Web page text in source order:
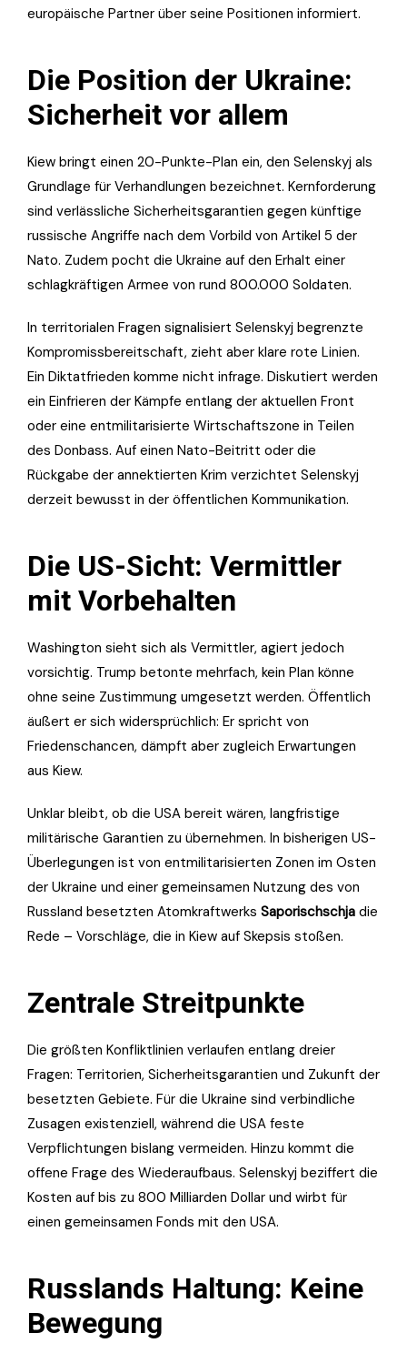
europäische Partner über seine Positionen informiert.
Die Position der Ukraine:
Sicherheit vor allem
Kiew bringt einen 20-Punkte-Plan ein, den Selenskyj als
Grundlage für Verhandlungen bezeichnet. Kernforderung
sind verlässliche Sicherheitsgarantien gegen künftige
russische Angriffe nach dem Vorbild von Artikel 5 der
Nato. Zudem pocht die Ukraine auf den Erhalt einer
schlagkräftigen Armee von rund 800.000 Soldaten.
In territorialen Fragen signalisiert Selenskyj begrenzte
Kompromissbereitschaft, zieht aber klare rote Linien.
Ein Diktatfrieden komme nicht infrage. Diskutiert werden
ein Einfrieren der Kämpfe entlang der aktuellen Front
oder eine entmilitarisierte Wirtschaftszone in Teilen
des Donbass. Auf einen Nato-Beitritt oder die
Rückgabe der annektierten Krim verzichtet Selenskyj
derzeit bewusst in der öffentlichen Kommunikation.
Die US-Sicht: Vermittler
mit Vorbehalten
Washington sieht sich als Vermittler, agiert jedoch
vorsichtig. Trump betonte mehrfach, kein Plan könne
ohne seine Zustimmung umgesetzt werden. Öffentlich
äußert er sich widersprüchlich: Er spricht von
Friedenschancen, dämpft aber zugleich Erwartungen
aus Kiew.
Unklar bleibt, ob die USA bereit wären, langfristige
militärische Garantien zu übernehmen. In bisherigen US-
Überlegungen ist von entmilitarisierten Zonen im Osten
der Ukraine und einer gemeinsamen Nutzung des von
Russland besetzten Atomkraftwerks Saporischschja die
Rede – Vorschläge, die in Kiew auf Skepsis stoßen.
Zentrale Streitpunkte
Die größten Konfliktlinien verlaufen entlang dreier
Fragen: Territorien, Sicherheitsgarantien und Zukunft der
besetzten Gebiete. Für die Ukraine sind verbindliche
Zusagen existenziell, während die USA feste
Verpflichtungen bislang vermeiden. Hinzu kommt die
offene Frage des Wiederaufbaus. Selenskyj beziffert die
Kosten auf bis zu 800 Milliarden Dollar und wirbt für
einen gemeinsamen Fonds mit den USA.
Russlands Haltung: Keine
Bewegung